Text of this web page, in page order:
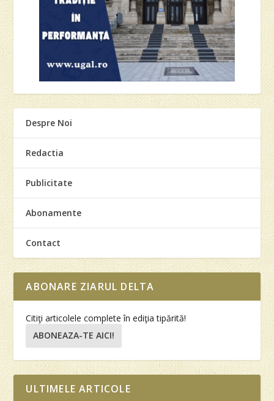
Despre Noi
Redactia
Publicitate
Abonamente
Contact
ABONARE ZIARUL DELTA
Citiţi articolele complete în ediţia tipărită!
ABONEAZA-TE AICI!
ULTIMELE ARTICOLE